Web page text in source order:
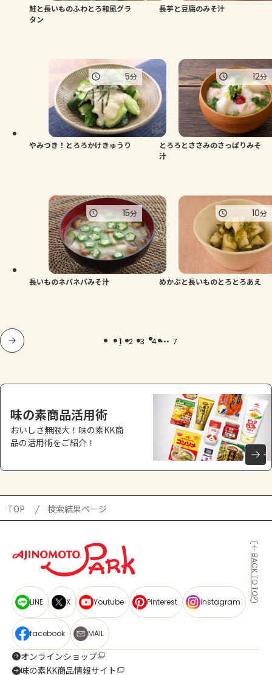
鮭と長いものふわとろ和風グラ
タン
長芋と豆腐のみそ汁
やみつき！とろろかけきゅうり
5分
とろろとささみのさっぱりみそ
汁
12分
長いものネバネバみそ汁
15分
めかぶと長いものとろとろあえ
10分
1 2 3 4 ... 7
味の素商品活用術
おいしさ無限大！味の素KK商
品の活用術をご紹介！
TOP 検索結果ページ
BACK TO TOP
LINE X Youtube Pinterest Instagram
facebook MAIL
オンラインショップ
味の素KK商品情報サイト